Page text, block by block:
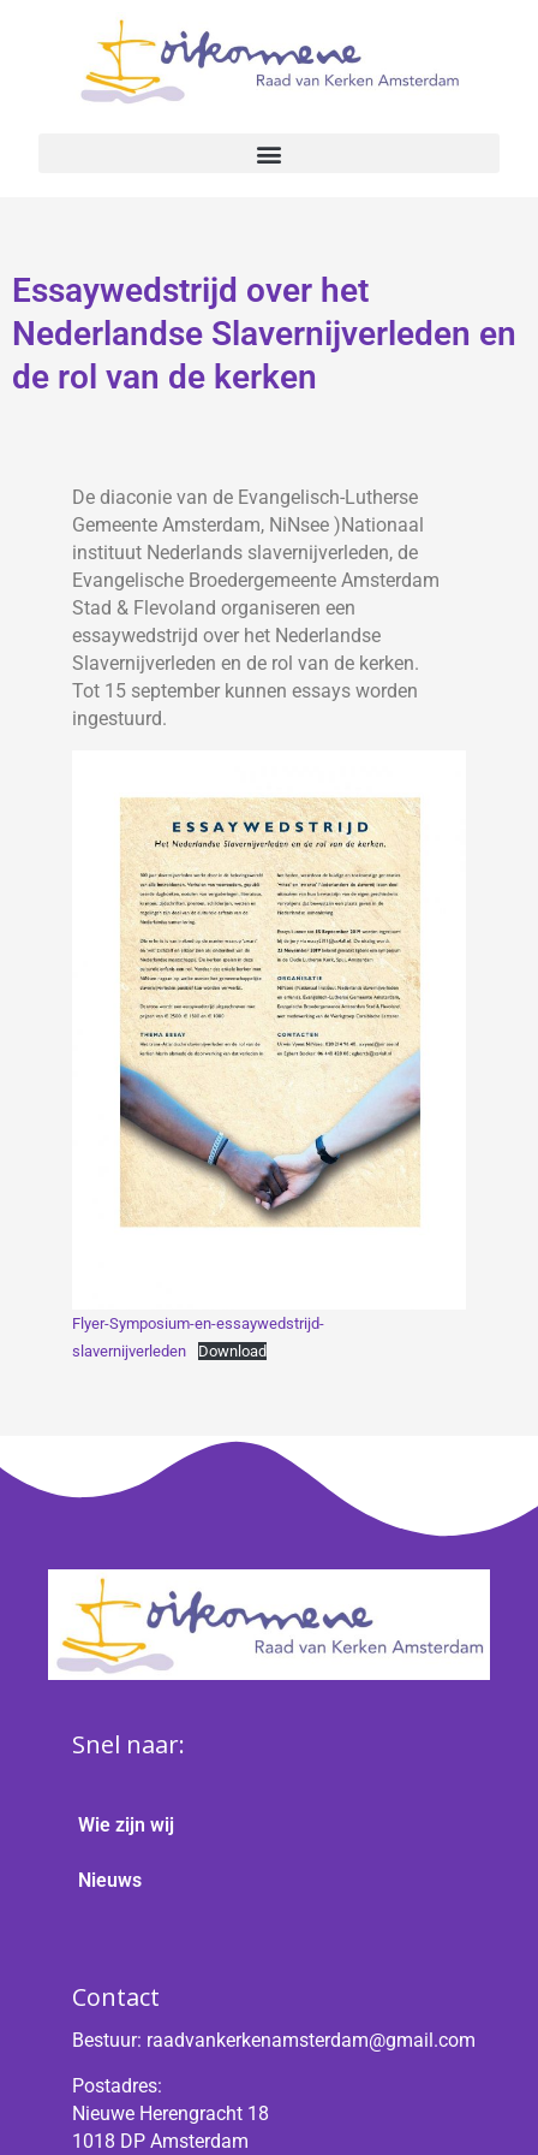
Essaywedstrijd over het
Nederlandse Slavernijverleden en
de rol van de kerken
De diaconie van de Evangelisch-Lutherse
Gemeente Amsterdam, NiNsee )Nationaal
instituut Nederlands slavernijverleden, de
Evangelische Broedergemeente Amsterdam
Stad & Flevoland organiseren een
essaywedstrijd over het Nederlandse
Slavernijverleden en de rol van de kerken.
Tot 15 september kunnen essays worden
ingestuurd.
Flyer-Symposium-en-essaywedstrijd-
slavernijverleden
Download
Snel naar:
Wie zijn wij
Nieuws
Contact
Bestuur: raadvankerkenamsterdam@gmail.com
Postadres:
Nieuwe Herengracht 18
1018 DP Amsterdam